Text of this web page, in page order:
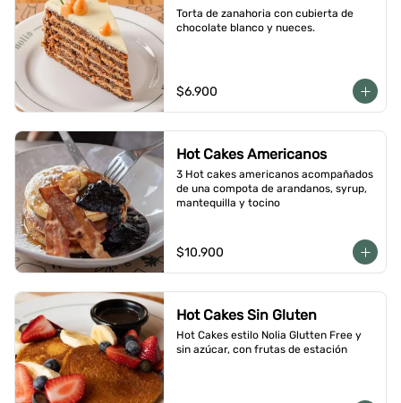
Torta de zanahoria con cubierta de
chocolate blanco y nueces.
$6.900
Hot Cakes Americanos
3 Hot cakes americanos acompañados
de una compota de arandanos, syrup,
mantequilla y tocino
$10.900
Hot Cakes Sin Gluten
Hot Cakes estilo Nolia Glutten Free y
sin azúcar, con frutas de estación